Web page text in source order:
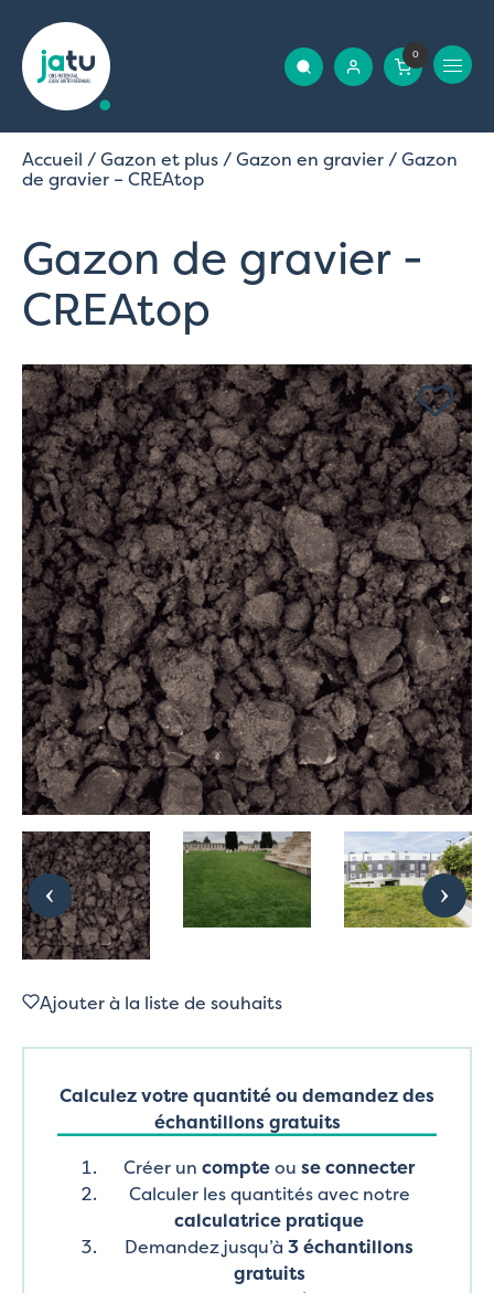
0
Accueil /Gazon et plus/Gazon en gravier/ Gazon
de gravier – CREAtop
Gazon de gravier -
CREAtop
Ajouter à la liste de souhaits
Calculez votre quantité ou demandez des
échantillons gratuits
Créer un compteou se connecter
Calculer les quantités avec notre
calculatrice pratique
Demandez jusqu’à 3 échantillons
gratuits